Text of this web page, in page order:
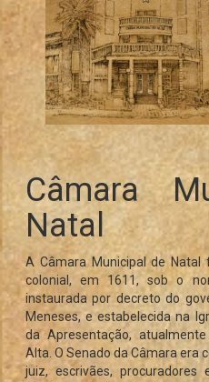
Câmara
Natal
A Câmara Municipal de
colonial, em 1611, sob o
instaurada por decreto do
Meneses, e estabelecida na
da Apresentação,
Alta. O Senado da Câmara era
juiz, escrivães,